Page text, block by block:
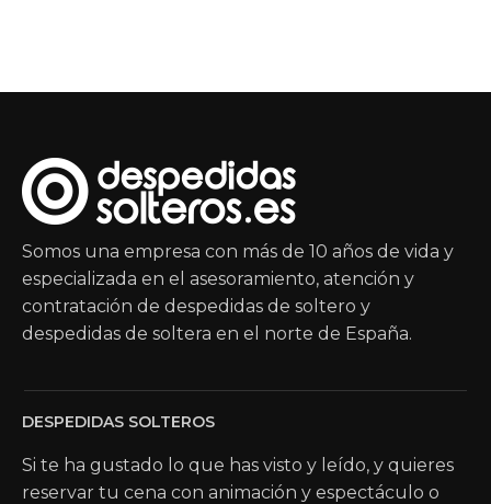
Somos una empresa con más de 10 años de vida y
especializada en el asesoramiento, atención y
contratación de despedidas de soltero y
despedidas de soltera en el norte de España.
DESPEDIDAS SOLTEROS
Si te ha gustado lo que has visto y leído, y quieres
reservar tu cena con animación y espectáculo o